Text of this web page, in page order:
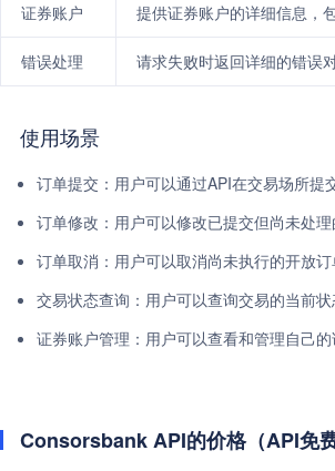
证券账户 提供证券账户的详细信息，
错误处理 请求失败时返回详细的错误
使用场景
订单提交：用户可以通过API在交易场所提
订单修改：用户可以修改已提交但尚未处理
订单取消：用户可以取消尚未执行的开放订
交易状态查询：用户可以查询交易的当前
证券账户管理：用户可以查看和管理自己的
Consorsbank API的价格（API免